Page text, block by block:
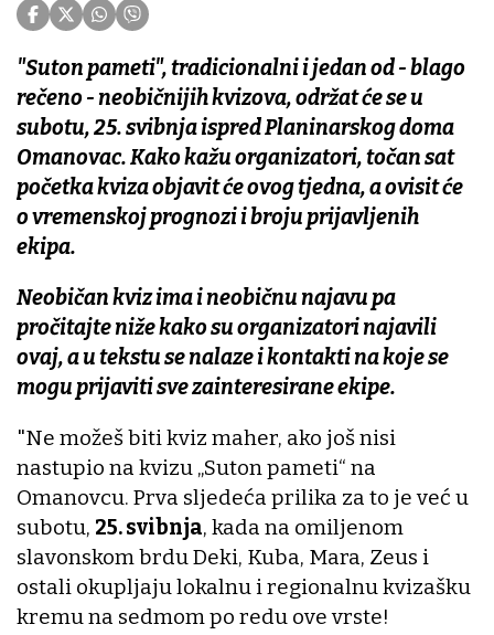
"Suton pameti", tradicionalni i jedan od - blago
rečeno - neobičnijih kvizova, održat će se u
subotu, 25. svibnja ispred Planinarskog doma
Omanovac. Kako kažu organizatori, točan sat
početka kviza objavit će ovog tjedna, a ovisit će
o vremenskoj prognozi i broju prijavljenih
ekipa.
Neobičan kviz ima i neobičnu najavu pa
pročitajte niže kako su organizatori najavili
ovaj, a u tekstu se nalaze i kontakti na koje se
mogu prijaviti sve zainteresirane ekipe.
"Ne možeš biti kviz maher, ako još nisi
nastupio na kvizu „Suton pameti“ na
Omanovcu. Prva sljedeća prilika za to je već u
subotu, 25. svibnja, kada na omiljenom
slavonskom brdu Deki, Kuba, Mara, Zeus i
ostali okupljaju lokalnu i regionalnu kvizašku
kremu na sedmom po redu ove vrste!